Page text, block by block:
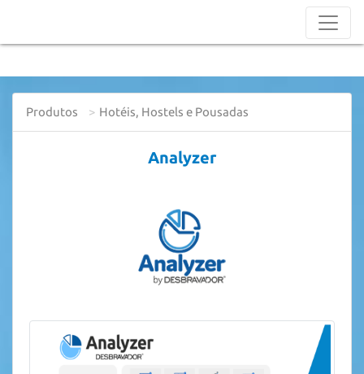
Produtos Hotéis, Hostels e Pousadas
Analyzer